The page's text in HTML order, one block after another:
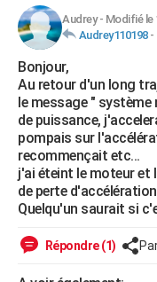
Retraite
Impôts
Epargne
Immobilier
Risques naturels par ville
Banque
Assurance
Crédit
AUTO
Essais
Réserver un essai
Citadines
Berlines
SUV
Forum auto
HIGH-TECH
Mobiles
Meilleur smartphone
Internet
Ordinateurs
Jeux vidéo
Guide high-tech
+BRICOLAGE
Forum
Aménagement intérieur
Extérieur
Cuisine
Salle de bains
Jardinage
Rangement
WEEK-END
Guides de France
Escapades
Patrimoine
Expositions
Musées
Week-end nature
+LIFESTYLE
Art de vivre
Bien-être
Loisirs
Mode
Modes de vie
SANTE
VOYAGE
Audrey- Modifié le
Audrey110198-
Bonjour,
Au retour d'un long
le message "
de puissance,
pompais sur
recommençait etc...
j'ai éteint le moteur et
de perte
Quelqu'un saurait si
Répondre (1)